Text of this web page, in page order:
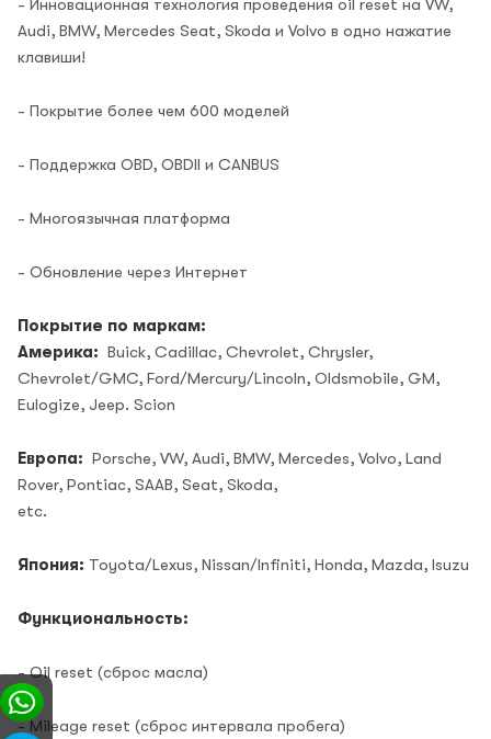
- Инновационная технология проведения oil reset на VW,
Audi, BMW, Mercedes Seat, Skoda и Volvo в одно нажатие
клавиши!
- Покрытие более чем 600 моделей
- Поддержка OBD, OBDII и CANBUS
- Многоязычная платформа
- Обновление через Интернет
Покрытие по маркам:
Америка: Buick, Cadillac, Chevrolet, Chrysler,
Chevrolet/GMC, Ford/Mercury/Lincoln, Oldsmobile, GM,
Eulogize, Jeep. Scion
Европа: Porsche, VW, Audi, BMW, Mercedes, Volvo, Land
Rover, Pontiac, SAAB, Seat, Skoda,
etc.
Япония: Toyota/Lexus, Nissan/Infiniti, Honda, Mazda, Isuzu
Функциональность:
- Oil reset (сброс масла)
- Mileage reset (сброс интервала пробега)